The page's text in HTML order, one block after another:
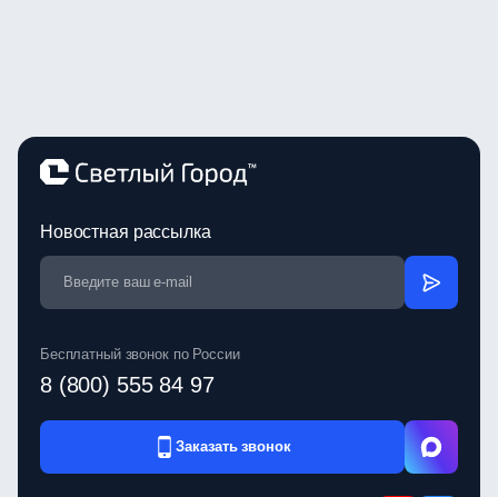
Новостная рассылка
Бесплатный звонок по России
8 (800) 555 84 97
Заказать звонок